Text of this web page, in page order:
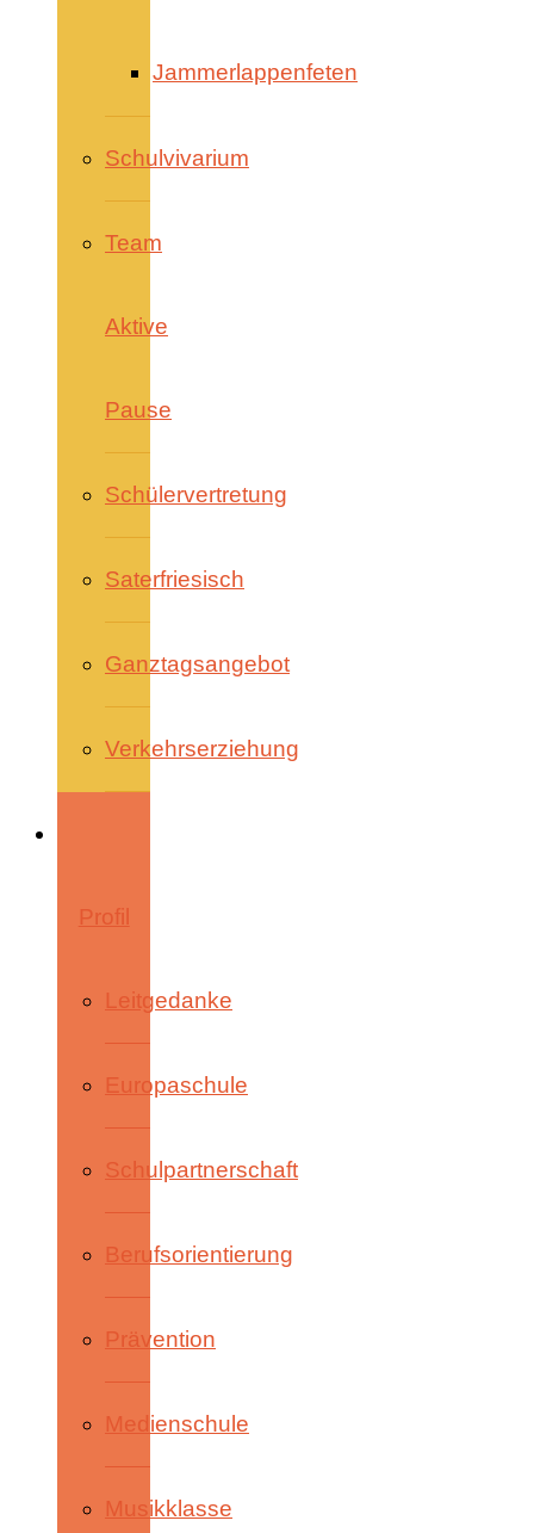
Jammerlappenfeten
Schulvivarium
Team
Aktive
Pause
Schülervertretung
Saterfriesisch
Ganztagsangebot
Verkehrserziehung
Profil
Leitgedanke
Europaschule
Schulpartnerschaft
Berufsorientierung
Prävention
Medienschule
Musikklasse